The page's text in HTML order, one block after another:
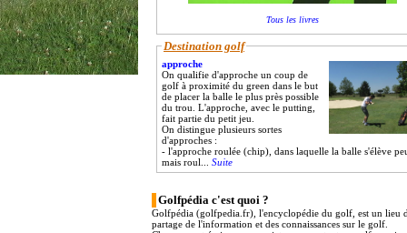
Tous les livres
Destination golf
approche
On qualifie d'approche un coup de
golf à proximité du green dans le but
de placer la balle le plus près possible
du trou. L'approche, avec le putting,
fait partie du petit jeu.
On distingue plusieurs sortes
d'approches :
- l'approche roulée (chip), dans laquelle la balle s'élève
mais roul... Suite
Golfpédia c'est quoi ?
Golfpédia (golfpedia.fr), l'encyclopédie du golf, est un lieu
partage de l'information et des connaissances sur le golf.